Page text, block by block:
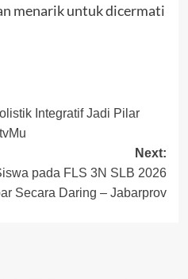
menarik untuk dicermati
Integratif Jadi Pilar
Next:
pada FLS 3N SLB 2026
Secara Daring – Jabarprov